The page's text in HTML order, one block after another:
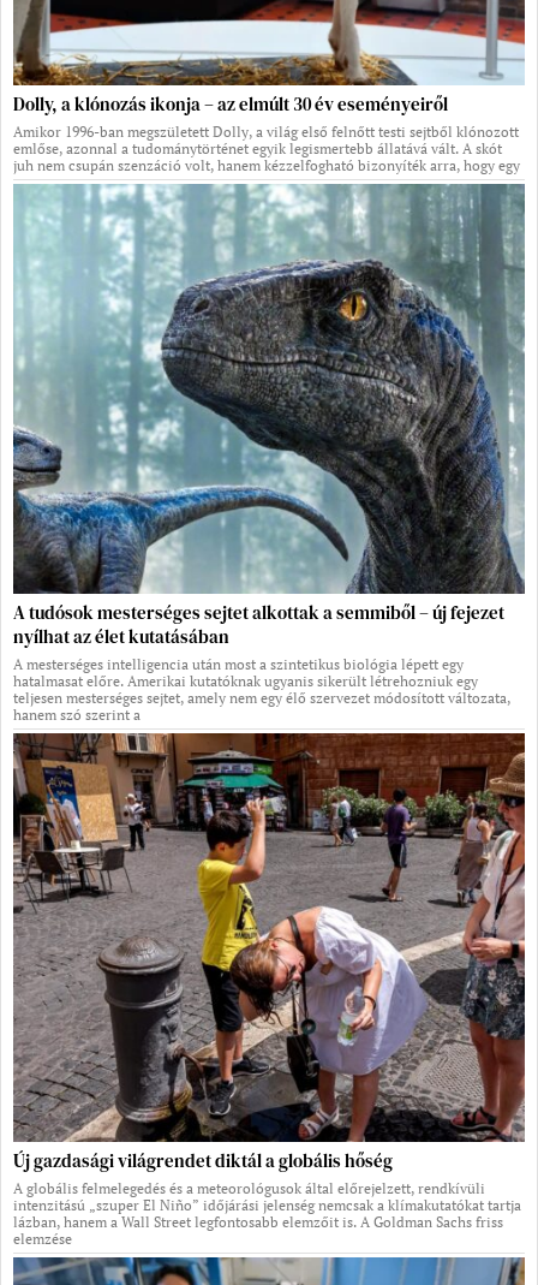
Dolly, a klónozás ikonja – az elmúlt 30 év eseményeiről
Amikor 1996-ban megszületett Dolly, a világ első felnőtt testi sejtből klónozott
emlőse, azonnal a tudománytörténet egyik legismertebb állatává vált. A skót
juh nem csupán szenzáció volt, hanem kézzelfogható bizonyíték arra, hogy egy
A tudósok mesterséges sejtet alkottak a semmiből – új fejezet
nyílhat az élet kutatásában
A mesterséges intelligencia után most a szintetikus biológia lépett egy
hatalmasat előre. Amerikai kutatóknak ugyanis sikerült létrehozniuk egy
teljesen mesterséges sejtet, amely nem egy élő szervezet módosított változata,
hanem szó szerint a
Új gazdasági világrendet diktál a globális hőség
A globális felmelegedés és a meteorológusok által előrejelzett, rendkívüli
intenzitású „szuper El Niño” időjárási jelenség nemcsak a klímakutatókat tartja
lázban, hanem a Wall Street legfontosabb elemzőit is. A Goldman Sachs friss
elemzése